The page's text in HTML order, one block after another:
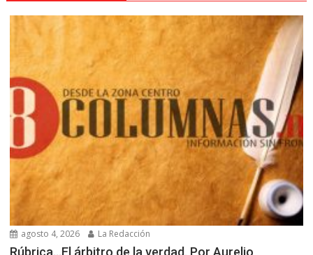
agosto 4, 2026 La Redacción
Rúbrica…El árbitro de la verdad, Por Aurelio